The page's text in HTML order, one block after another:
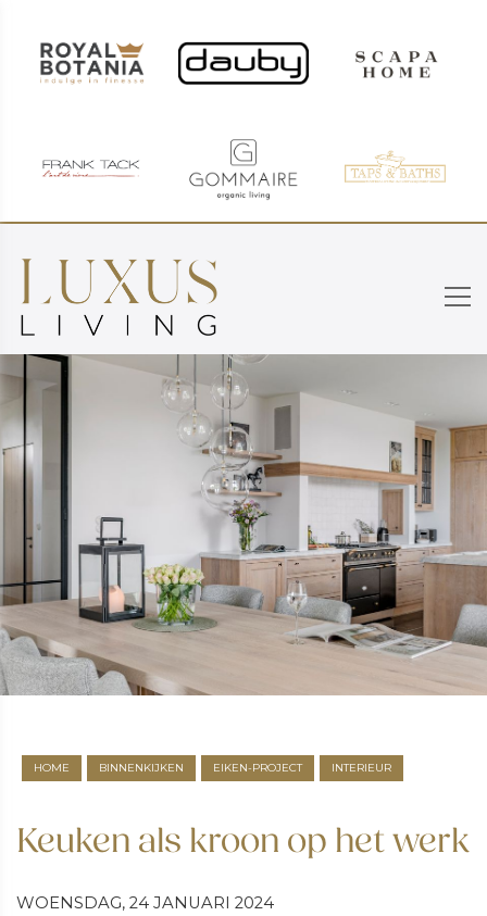
HOME BINNENKIJKEN EIKEN-PROJECT INTERIEUR
Keuken als kroon op het werk
WOENSDAG, 24 JANUARI 2024